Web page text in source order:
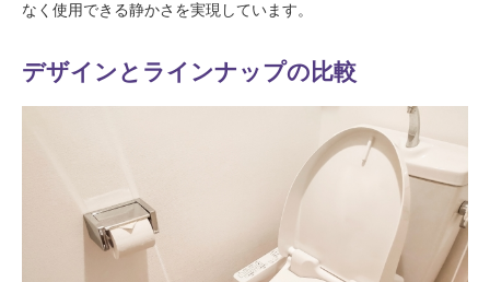
なく使用できる静かさを実現しています。
デザインとラインナップの比較